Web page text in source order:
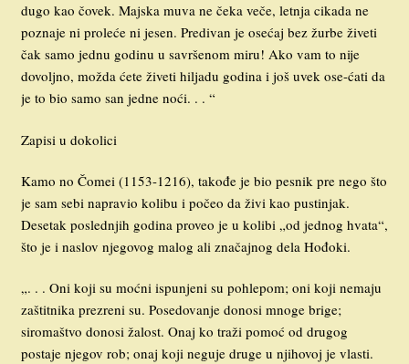
dugo kao čovek. Majska muva ne čeka veče, letnja cikada ne
poznaje ni proleće ni jesen. Predivan je osećaj bez žurbe živeti
čak samo jednu godinu u savršenom miru! Ako vam to nije
dovoljno, možda ćete živeti hiljadu godina i još uvek ose-ćati da
je to bio samo san jedne noći. . . “
Zapisi u dokolici
Kamo no Čomei (1153-1216), takođe je bio pesnik pre nego što
je sam sebi napravio kolibu i počeo da živi kao pustinjak.
Desetak poslednjih godina proveo je u kolibi „od jednog hvata“,
što je i naslov njegovog malog ali značajnog dela Hođoki.
„. . . Oni koji su moćni ispunjeni su pohlepom; oni koji nemaju
zaštitnika prezreni su. Posedovanje donosi mnoge brige;
siromaštvo donosi žalost. Onaj ko traži pomoć od drugog
postaje njegov rob; onaj koji neguje druge u njihovoj je vlasti.